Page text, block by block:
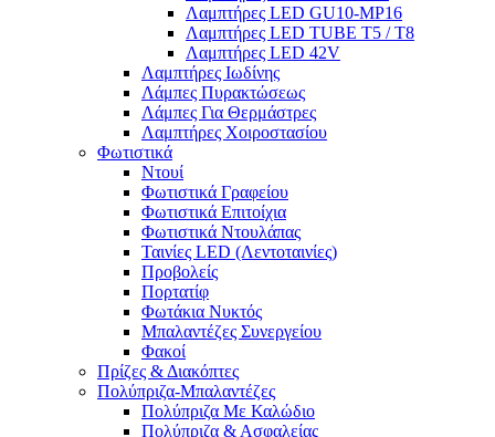
Λαμπτήρες LED GU10-ΜΡ16
Λαμπτήρες LED TUBE T5 / T8
Λαμπτήρες LED 42V
Λαμπτήρες Ιωδίνης
Λάμπες Πυρακτώσεως
Λάμπες Για Θερμάστρες
Λαμπτήρες Χοιροστασίου
Φωτιστικά
Ντουί
Φωτιστικά Γραφείου
Φωτιστικά Επιτοίχια
Φωτιστικά Ντουλάπας
Ταινίες LED (Λεντοταινίες)
Προβολείς
Πορτατίφ
Φωτάκια Νυκτός
Μπαλαντέζες Συνεργείου
Φακοί
Πρίζες & Διακόπτες
Πολύπριζα-Μπαλαντέζες
Πολύπριζα Με Καλώδιο
Πολύπριζα & Ασφαλείας